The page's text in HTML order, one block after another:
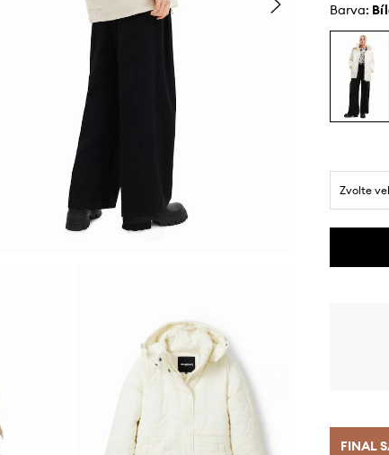
Barva:
Zvolte
FINAL